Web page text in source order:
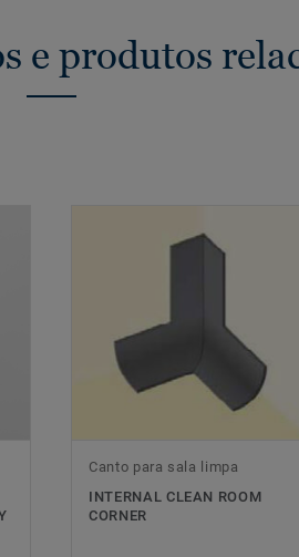
e produtos
Canto para sala limpa
INTERNAL CLEAN ROOM
CORNER